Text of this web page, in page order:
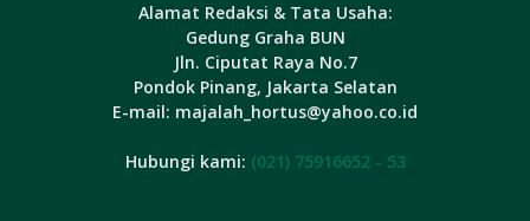
Alamat Redaksi & Tata Usaha:
Gedung Graha BUN
Jln. Ciputat Raya No.7
Pondok Pinang, Jakarta Selatan
E-mail: majalah_hortus@yahoo.co.id
Hubungi kami: (021) 75916652 - 53